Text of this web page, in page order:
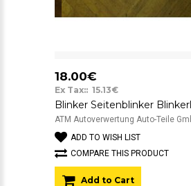
18.00€
Ex Tax:: 15.13€
ATM Autoverwertung Auto-Teile
ADD TO WISH LIST
COMPARE THIS PRODUCT
Add to Cart